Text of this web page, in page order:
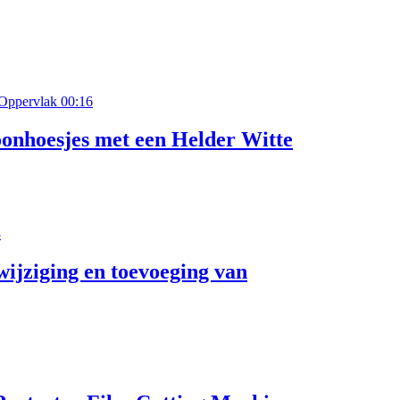
00:16
met een Helder Witte
en toevoeging van